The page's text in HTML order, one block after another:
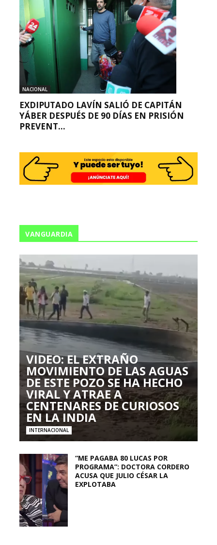
NACIONAL
EXDIPUTADO LAVÍN SALIÓ DE CAPITÁN
YÁBER DESPUÉS DE 90 DÍAS EN PRISIÓN
PREVENT...
VANGUARDIA
VIDEO: EL EXTRAÑO
MOVIMIENTO DE LAS AGUAS
DE ESTE POZO SE HA HECHO
VIRAL Y ATRAE A
CENTENARES DE CURIOSOS
EN LA INDIA
INTERNACIONAL
“ME PAGABA 80 LUCAS POR
PROGRAMA”: DOCTORA CORDERO
ACUSA QUE JULIO CÉSAR LA
EXPLOTABA